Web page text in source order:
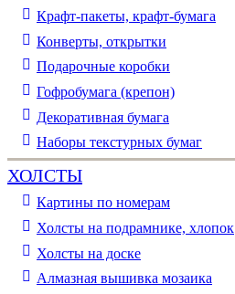
Крафт-пакеты, крафт-бумага
Конверты, открытки
Подарочные коробки
Гофробумага (крепон)
Декоративная бумага
Наборы текстурных бумаг
ХОЛСТЫ
Картины по номерам
Холсты на подрамнике, хлопок
Холсты на доске
Алмазная вышивка мозаика